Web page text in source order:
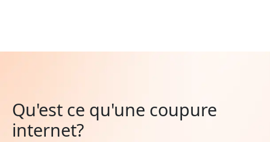
Qu'est ce qu'une coupure
internet?